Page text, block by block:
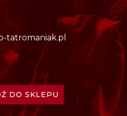
tatromaniak.pl
DO SKLEPU